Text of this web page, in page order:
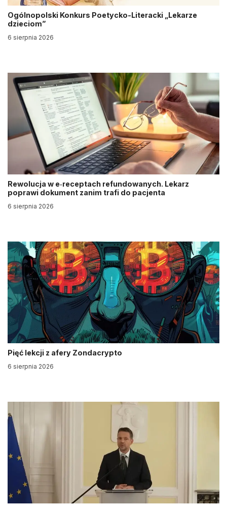
Ogólnopolski Konkurs Poetycko-Literacki „Lekarze
dzieciom”
6 sierpnia 2026
Rewolucja w e‑receptach refundowanych. Lekarz
poprawi dokument zanim trafi do pacjenta
6 sierpnia 2026
Pięć lekcji z afery Zondacrypto
6 sierpnia 2026